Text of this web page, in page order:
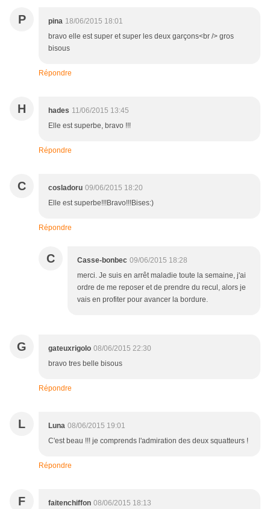
P pina 18/06/2015 18:01
bravo elle est super et super les deux garçons<br /> gros
bisous
Répondre
H hades 11/06/2015 13:45
Elle est superbe, bravo !!!
Répondre
C cosIadoru 09/06/2015 18:20
Elle est superbe!!!Bravo!!!Bises:)
Répondre
C Casse-bonbec 09/06/2015 18:28
merci. Je suis en arrêt maladie toute la semaine, j'ai
ordre de me reposer et de prendre du recul, alors je
vais en profiter pour avancer la bordure.
G gateuxrigolo 08/06/2015 22:30
bravo tres belle bisous
Répondre
L Luna 08/06/2015 19:01
C'est beau !!! je comprends l'admiration des deux squatteurs !
Répondre
F faitenchiffon 08/06/2015 18:13